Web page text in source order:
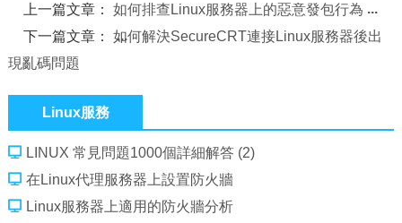
上一篇文章：如何排查Linux服務器上的惡意發包行為
下一篇文章：如何解決SecureCRT連接Linux服務器後出
現亂碼問題
Linux服務
LINUX 常見問題1000個詳細解答 (2)
在Linux代理服務器上設置防火牆
Linux服務器上適用的防火牆分析